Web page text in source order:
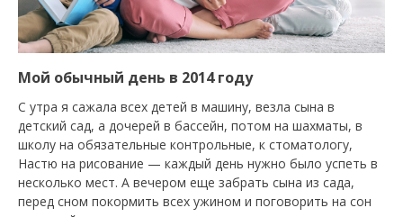
Мой обычный день в 2014 году
С утра я сажала всех детей в машину, везла сына в
детский сад, а дочерей в бассейн, потом на шахматы, в
школу на обязательные контрольные, к стоматологу,
Настю на рисование — каждый день нужно было успеть в
несколько мест. А вечером еще забрать сына из сада,
перед сном покормить всех ужином и поговорить на сон